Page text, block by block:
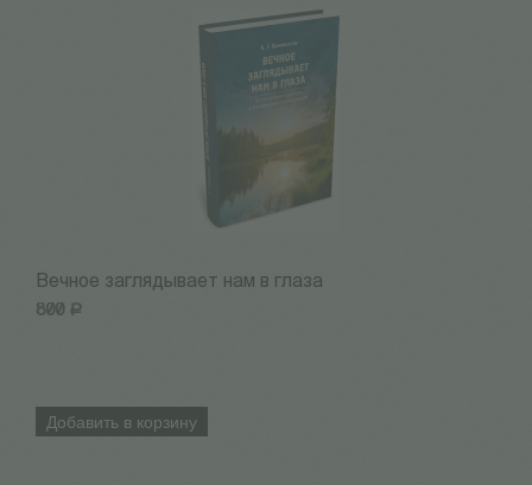
Вечное заглядывает нам в глаза
800 Р
Добавить в корзину